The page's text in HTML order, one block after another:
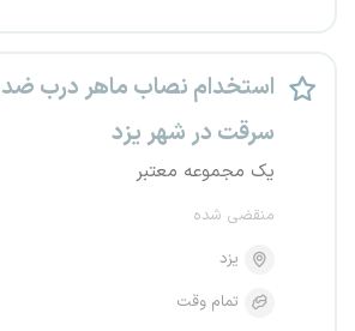
استخدام نصاب ماهر درب ضد
سرقت در شهر یزد
یک مجموعه معتبر
منقضی شده
یزد
تمام وقت